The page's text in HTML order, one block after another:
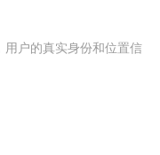
户的真实身份和位置信